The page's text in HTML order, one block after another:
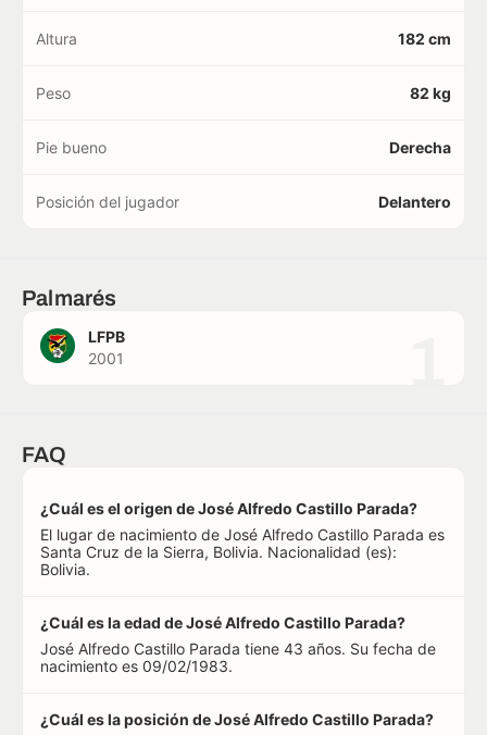
Altura 182 cm
Peso 82 kg
Pie bueno Derecha
Posición del jugador Delantero
Palmarés
LFPB
2001
FAQ
¿Cuál es el origen de José Alfredo Castillo Parada?
El lugar de nacimiento de José Alfredo Castillo Parada es
Santa Cruz de la Sierra, Bolivia. Nacionalidad (es):
Bolivia.
¿Cuál es la edad de José Alfredo Castillo Parada?
José Alfredo Castillo Parada tiene 43 años. Su fecha de
nacimiento es 09/02/1983.
¿Cuál es la posición de José Alfredo Castillo Parada?